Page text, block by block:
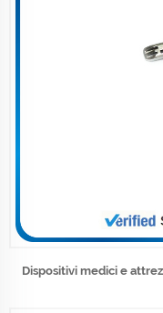
Dispositivi medici e